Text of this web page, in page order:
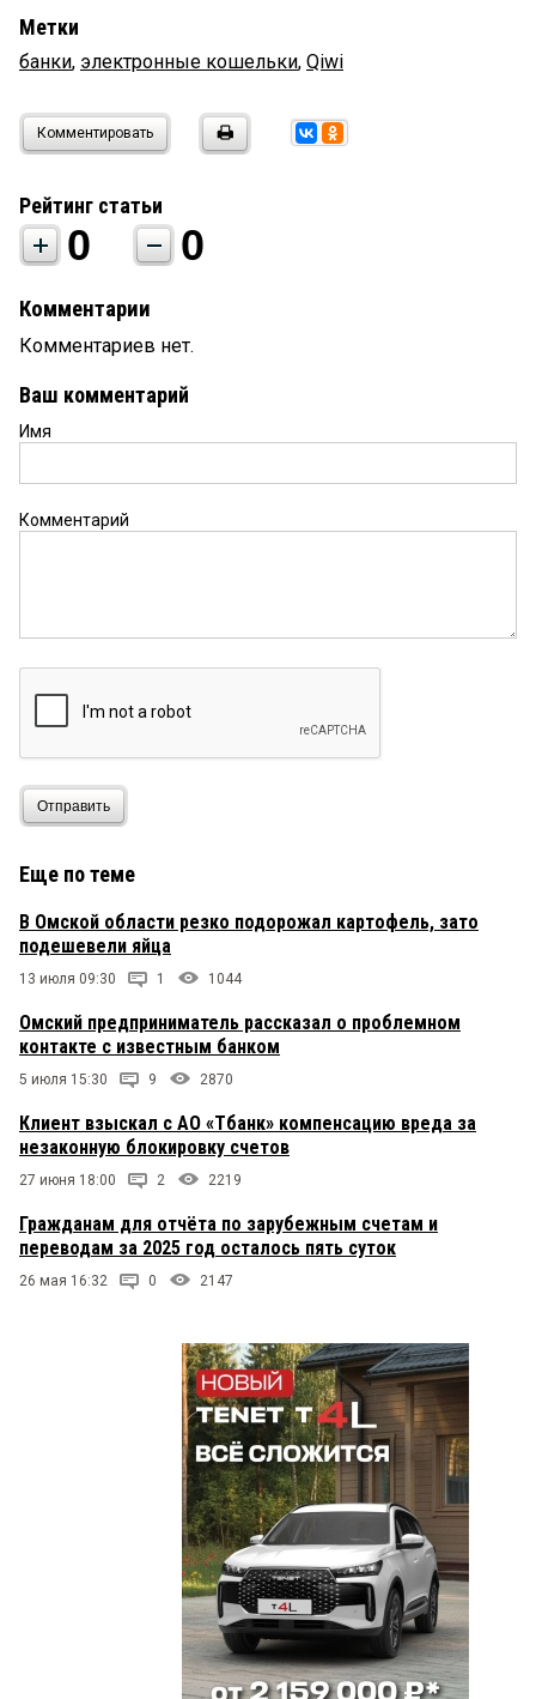
Метки
банки, электронные кошельки, Qiwi
Комментировать
Рейтинг статьи
0 0
Комментарии
Комментариев нет.
Ваш комментарий
Имя
Комментарий
Отправить
Еще по теме
В Омской области резко подорожал картофель, зато
подешевели яйца
13 июля 09:30 1 1044
Омский предприниматель рассказал о проблемном
контакте с известным банком
5 июля 15:30 9 2870
Клиент взыскал с АО «Тбанк» компенсацию вреда за
незаконную блокировку счетов
27 июня 18:00 2 2219
Гражданам для отчёта по зарубежным счетам и
переводам за 2025 год осталось пять суток
26 мая 16:32 0 2147